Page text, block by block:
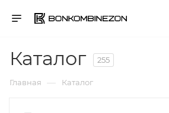
Каталог 255
Главная — Каталог